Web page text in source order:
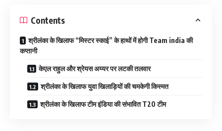
Contents
श्रीलंका के खिलाफ “मिस्टर स्काई” के हाथों में होगी Team india की
कप्तानी
केएल राहुल और श्रेयस अय्यर पर लटकी तलवार
श्रीलंका के खिलाफ युवा खिलाड़ियों की चमकेगी किस्मत
श्रीलंका के खिलाफ टीम इंडिया की संभावित T20 टीम